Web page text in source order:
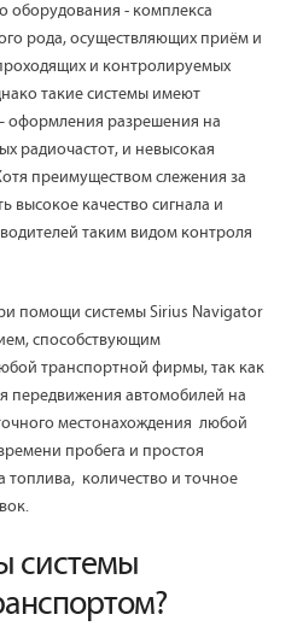
оборудования - комплекса
рода, осуществляющих приём и
и контролируемых
такие системы имеют
оформления разрешения на
радиочастот, и невысокая
преимуществом слежения за
высокое качество сигнала и
таким видом контроля
помощи системы Sirius Navigator
способствующим
транспортной фирмы, так как
передвижения автомобилей на
местонахождения любой
пробега и простоя
топлива, количество и точное
системы